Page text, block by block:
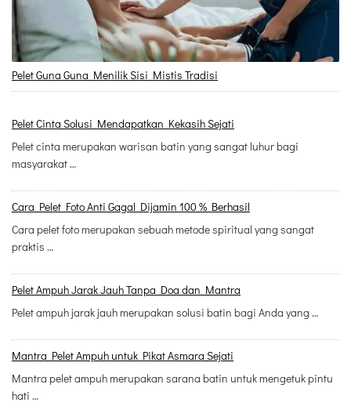
Pelet Guna Guna Menilik Sisi Mistis Tradisi
Pelet Cinta Solusi Mendapatkan Kekasih Sejati
Pelet cinta merupakan warisan batin yang sangat luhur bagi
masyarakat …
Cara Pelet Foto Anti Gagal Dijamin 100 % Berhasil
Cara pelet foto merupakan sebuah metode spiritual yang sangat
praktis …
Pelet Ampuh Jarak Jauh Tanpa Doa dan Mantra
Pelet ampuh jarak jauh merupakan solusi batin bagi Anda yang …
Mantra Pelet Ampuh untuk Pikat Asmara Sejati
Mantra pelet ampuh merupakan sarana batin untuk mengetuk pintu
hati …